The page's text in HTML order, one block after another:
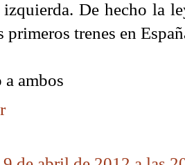
De hecho la
primeros trenes en
ambos